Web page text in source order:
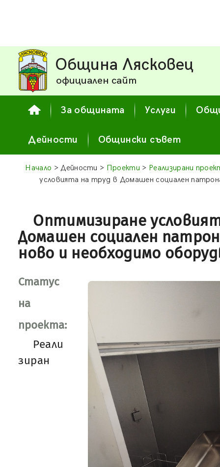
Община Лясковец
официален сайт
За общината Услуги
Дейности Общински съвет
Начало > Дейности > Проекти > Реализирани
условията на труд в Домашен социален
Оптимизиране
Домашен социален
ново и необходимо
Статус
на
проекта:
Реали
зиран